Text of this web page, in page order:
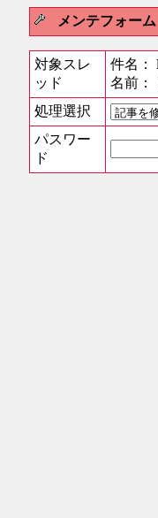
メンテフォーム
対象スレ
ッド
件名：
名前：
処理選択
パスワー
ド